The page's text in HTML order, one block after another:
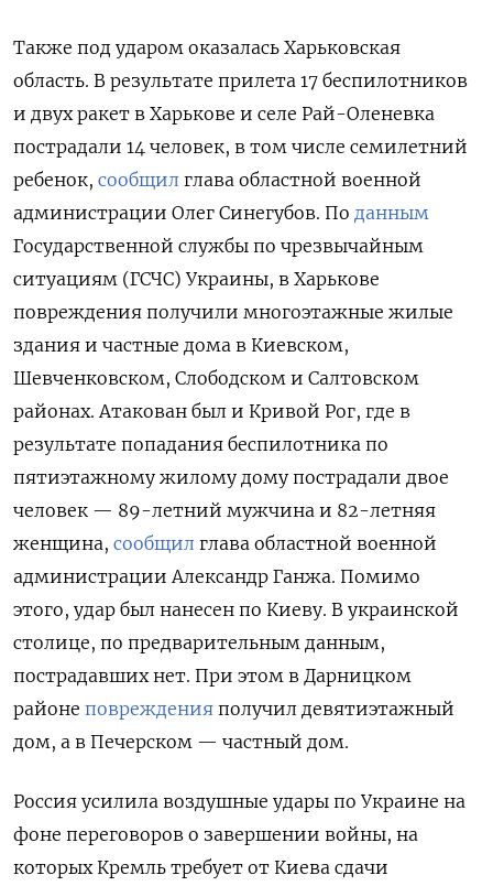
Также под ударом оказалась Харьковская
область. В результате прилета 17 беспилотников
и двух ракет в Харькове и селе Рай-Оленевка
пострадали 14 человек, в том числе семилетний
ребенок, сообщил глава областной военной
администрации Олег Синегубов. По данным
Государственной службы по чрезвычайным
ситуациям (ГСЧС) Украины, в Харькове
повреждения получили многоэтажные жилые
здания и частные дома в Киевском,
Шевченковском, Слободском и Салтовском
районах. Атакован был и Кривой Рог, где в
результате попадания беспилотника по
пятиэтажному жилому дому пострадали двое
человек — 89-летний мужчина и 82-летняя
женщина, сообщил глава областной военной
администрации Александр Ганжа. Помимо
этого, удар был нанесен по Киеву. В украинской
столице, по предварительным данным,
пострадавших нет. При этом в Дарницком
районе повреждения получил девятиэтажный
дом, а в Печерском — частный дом.
Россия усилила воздушные удары по Украине на
фоне переговоров о завершении войны, на
которых Кремль требует от Киева сдачи